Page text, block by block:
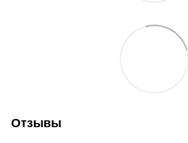
Отзывы